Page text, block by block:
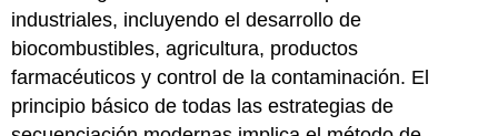
industriales, incluyendo el desarrollo de
biocombustibles, agricultura, productos
farmacéuticos y control de la contaminación. El
principio básico de todas las estrategias de